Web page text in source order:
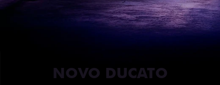
ENTRAR EM CONTATO
NOVO DUCATO